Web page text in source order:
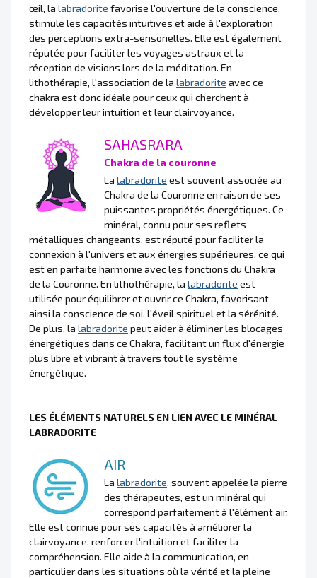
œil, la labradorite favorise l'ouverture de la conscience,
stimule les capacités intuitives et aide à l'exploration
des perceptions extra-sensorielles. Elle est également
réputée pour faciliter les voyages astraux et la
réception de visions lors de la méditation. En
lithothérapie, l'association de la labradorite avec ce
chakra est donc idéale pour ceux qui cherchent à
développer leur intuition et leur clairvoyance.
SAHASRARA
Chakra de la couronne
La labradorite est souvent associée au
Chakra de la Couronne en raison de ses
puissantes propriétés énergétiques. Ce
minéral, connu pour ses reflets
métalliques changeants, est réputé pour faciliter la
connexion à l'univers et aux énergies supérieures, ce qui
est en parfaite harmonie avec les fonctions du Chakra
de la Couronne. En lithothérapie, la labradorite est
utilisée pour équilibrer et ouvrir ce Chakra, favorisant
ainsi la conscience de soi, l'éveil spirituel et la sérénité.
De plus, la labradorite peut aider à éliminer les blocages
énergétiques dans ce Chakra, facilitant un flux d'énergie
plus libre et vibrant à travers tout le système
énergétique.
LES ÉLÉMENTS NATURELS EN LIEN AVEC LE MINÉRAL
LABRADORITE
AIR
La labradorite, souvent appelée la pierre
des thérapeutes, est un minéral qui
correspond parfaitement à l'élément air.
Elle est connue pour ses capacités à améliorer la
clairvoyance, renforcer l'intuition et faciliter la
compréhension. Elle aide à la communication, en
particulier dans les situations où la vérité et la pleine